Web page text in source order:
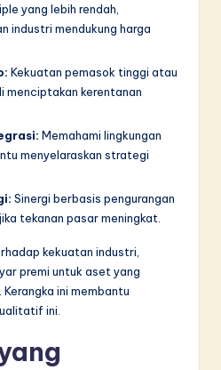
yang lebih rendah,
industri mendukung harga
Kekuatan pemasok tinggi atau
menciptakan kerentanan
Memahami lingkungan
menyelaraskan strategi
Sinergi berbasis pengurangan
tekanan pasar meningkat.
kekuatan industri,
premi untuk aset yang
ini membantu
ini.